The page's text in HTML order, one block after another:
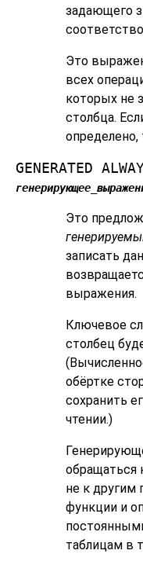
задающего
Это
всех
которых не
столбца.
определено,
GENERATED
Это
записать
выражения.
Ключевое
столбец
обёртке
сохранить
чтении.)
обращаться
не к другим
функции и
таблицам в